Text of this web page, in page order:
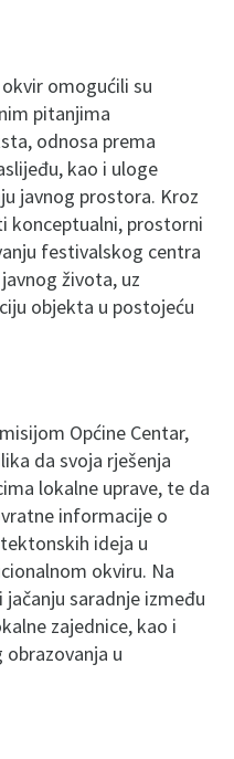
omogućili su
pitanjima
odnosa prema
kao i uloge
javnog prostora. Kroz
konceptualni, prostorni
festivalskog centra
života, uz
objekta u postojeću
Općine Centar,
da svoja rješenja
lokalne uprave, te da
informacije o
ideja u
okviru. Na
saradnje između
zajednice, kao i
u